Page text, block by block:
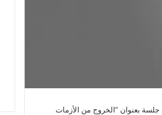
بعنوان “الخروج من الأزمات